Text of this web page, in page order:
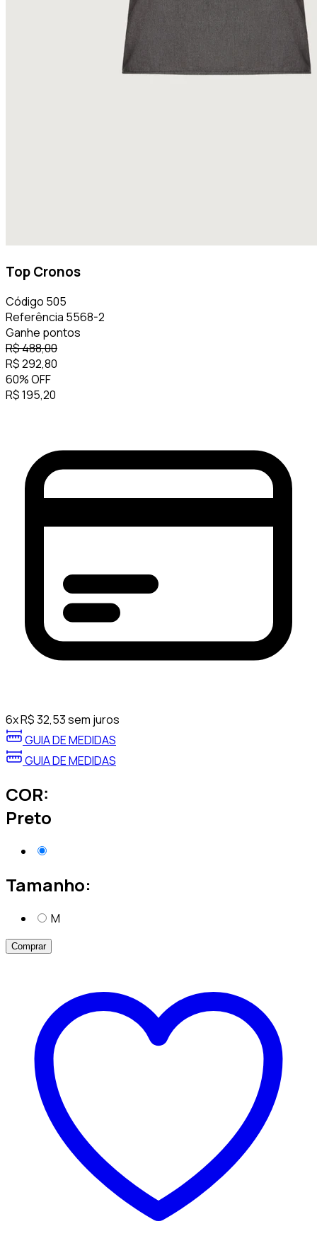
Top Cronos
Código 505
Referência 5568-2
Ganhe pontos
R$488,00
R$292,80
60%OFF
R$195,20
6xR$32,53sem juros
GUIA DE MEDIDAS
GUIA DE MEDIDAS
COR:
Preto
Tamanho:
M
Comprar